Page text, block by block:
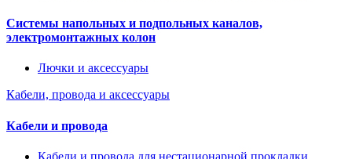
Системы напольных и подпольных каналов,
электромонтажных колон
Лючки и аксессуары
Кабели, провода и аксессуары
Кабели и провода
Кабели и провода для нестационарной прокладки